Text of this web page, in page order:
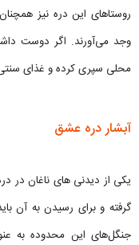
روستاهای این دره نیز
وجد می‌آورند. اگر دوست
محلی سپری کرده و غذای
آبشار دره عشق
یکی از دیدنی های ناغان در
گرفته و برای رسیدن به آن
جنگل‌های این محدوده به